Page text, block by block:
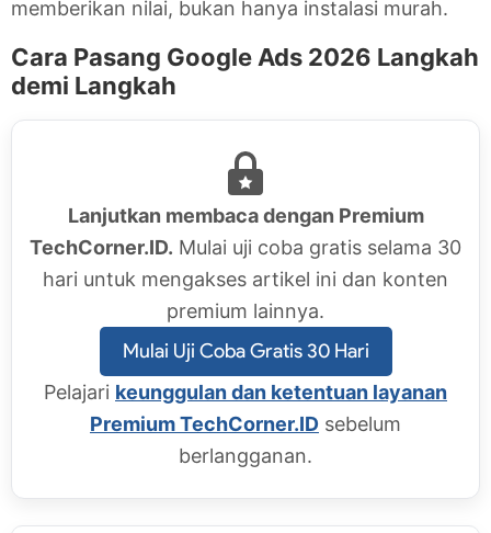
memberikan nilai, bukan hanya instalasi murah.
Cara Pasang Google Ads 2026 Langkah
demi Langkah
Lanjutkan membaca dengan Premium
TechCorner.ID. Mulai uji coba gratis selama 30
hari untuk mengakses artikel ini dan konten
premium lainnya.
Mulai Uji Coba Gratis 30 Hari
Pelajari keunggulan dan ketentuan layanan
Premium TechCorner.ID sebelum
berlangganan.